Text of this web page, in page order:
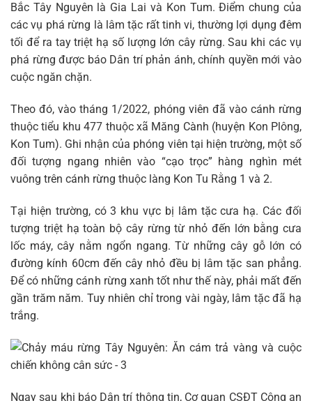
Bắc Tây Nguyên là Gia Lai và Kon Tum. Điểm chung của
các vụ phá rừng là lâm tặc rất tinh vi, thường lợi dụng đêm
tối để ra tay triệt hạ số lượng lớn cây rừng. Sau khi các vụ
phá rừng được báo Dân trí phản ánh, chính quyền mới vào
cuộc ngăn chặn.
Theo đó, vào tháng 1/2022, phóng viên đã vào cánh rừng
thuộc tiểu khu 477 thuộc xã Măng Cành (huyện Kon Plông,
Kon Tum). Ghi nhận của phóng viên tại hiện trường, một số
đối tượng ngang nhiên vào “cạo trọc” hàng nghìn mét
vuông trên cánh rừng thuộc làng Kon Tu Rằng 1 và 2.
Tại hiện trường, có 3 khu vực bị lâm tặc cưa hạ. Các đối
tượng triệt hạ toàn bộ cây rừng từ nhỏ đến lớn bằng cưa
lốc máy, cây nằm ngổn ngang. Từ những cây gỗ lớn có
đường kính 60cm đến cây nhỏ đều bị lâm tặc san phẳng.
Để có những cánh rừng xanh tốt như thế này, phải mất đến
gần trăm năm. Tuy nhiên chỉ trong vài ngày, lâm tặc đã hạ
trắng.
Ngay sau khi báo Dân trí thông tin, Cơ quan CSĐT Công an